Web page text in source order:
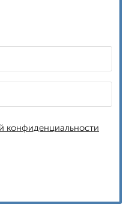
конфиденциальности